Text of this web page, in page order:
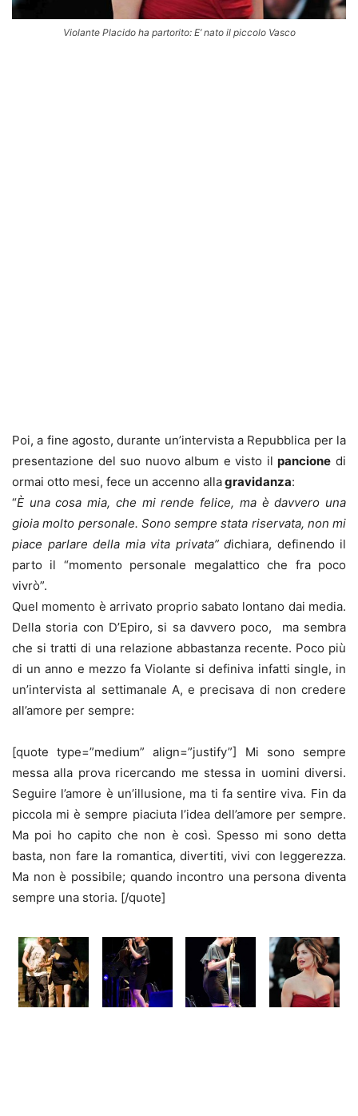
Violante Placido ha partorito: E’ nato il piccolo Vasco
Poi, a fine agosto, durante un’intervista a Repubblica per la
presentazione del suo nuovo album e visto ilpancione di
ormai otto mesi, fece un accenno allagravidanza:
“È una cosa mia, che mi rende felice, ma è davvero una
gioia molto personale. Sono sempre stata riservata, non mi
piace parlare della mia vita privata” dichiara, definendo il
parto il “momento personale megalattico che fra poco
vivrò”.
Quel momento è arrivato proprio sabato lontano dai media.
Della storia con D’Epiro, si sa davvero poco, ma sembra
che si tratti di una relazione abbastanza recente. Poco più
di un anno e mezzo fa Violante si definiva infatti single, in
un’intervista al settimanale A, e precisava di non credere
all’amore per sempre:
[quote type=”medium” align=”justify”] Mi sono sempre
messa alla prova ricercando me stessa in uomini diversi.
Seguire l’amore è un’illusione, ma ti fa sentire viva. Fin da
piccola mi è sempre piaciuta l’idea dell’amore per sempre.
Ma poi ho capito che non è così. Spesso mi sono detta
basta, non fare la romantica, divertiti, vivi con leggerezza.
Ma non è possibile; quando incontro una persona diventa
sempre una storia. [/quote]